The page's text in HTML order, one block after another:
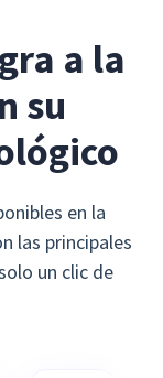
a la
su
en la
las principales
un clic de